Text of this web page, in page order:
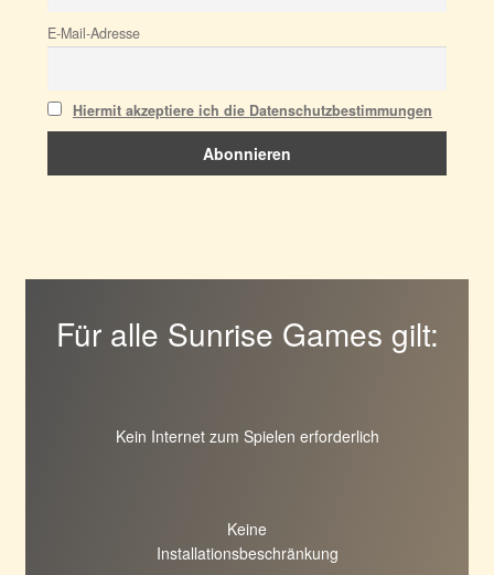
E-Mail-Adresse
Hiermit akzeptiere ich die Datenschutzbestimmungen
Für alle Sunrise Games gilt:
Kein Internet zum Spielen erforderlich
Keine
Installationsbeschränkung